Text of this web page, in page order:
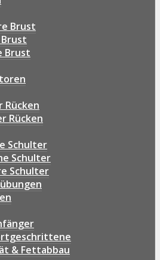
Brust
Brust
Rücken
Rücken
Schulter
Schulter
Schulter
& Fettabbau